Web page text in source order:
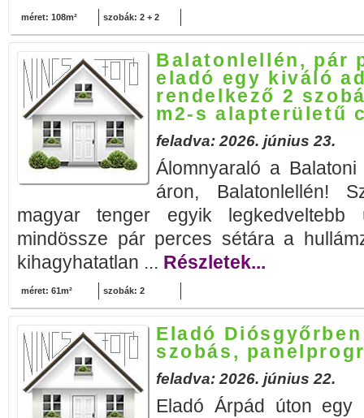
méret: 108m² szobák: 2 + 2
Balatonlellén, pár
eladó egy kiváló
rendelkező 2
m2-s alapterületű
feladva: 2026. június 23.
Álomnyaraló a
áron, Balatonlellén!
magyar tenger egyik legkedveltebb
mindössze pár perces sétára a
kihagyhatatlan ... Részletek...
méret: 61m² szobák: 2
Eladó
szobás,
feladva: 2026. június 22.
Eladó Árpád úton